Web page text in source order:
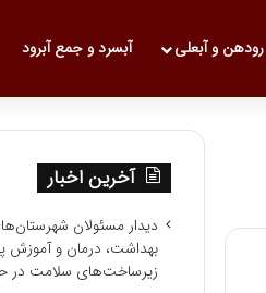
رودهن و آبعلی آبسرد و جمع آبرود
آخرین اخبار
دیدار مسئولان
بهداشت، درمان و آموزش
زیرساخت‌های سلامت در